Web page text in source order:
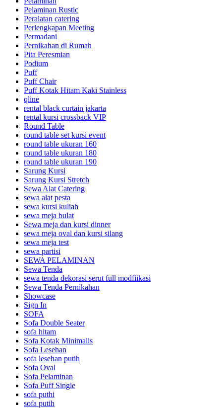
Pelaminan Rustic
Peralatan catering
Perlengkapan Meeting
Permadani
Pernikahan di Rumah
Pita Peresmian
Podium
Puff
Puff Chair
Puff Kotak Hitam Kaki Stainless
qline
rental black curtain jakarta
rental kursi crossback VIP
Round Table
round table set kursi event
round table ukuran 160
round table ukuran 180
round table ukuran 190
Sarung Kursi
Sarung Kursi Stretch
Sewa Alat Catering
sewa alat pesta
sewa kursi kuliah
sewa meja bulat
Sewa meja dan kursi dinner
sewa meja oval dan kursi silang
sewa meja test
sewa partisi
SEWA PELAMINAN
Sewa Tenda
sewa tenda dekorasi serut full modfiikasi
Sewa Tenda Pernikahan
Showcase
Sign In
SOFA
Sofa Double Seater
sofa hitam
Sofa Kotak Minimalis
Sofa Lesehan
sofa lesehan putih
Sofa Oval
Sofa Pelaminan
Sofa Puff Single
sofa puthi
sofa putih